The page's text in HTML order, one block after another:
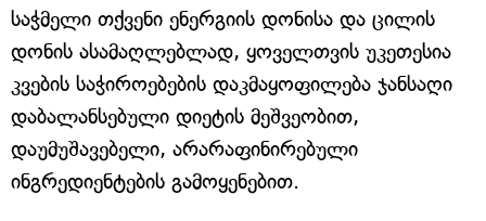
საჭმელი თქვენი ენერგიის დონისა და ცილის
დონის ასამაღლებლად, ყოველთვის უკეთესია
კვების საჭიროებების დაკმაყოფილება ჯანსაღი
დაბალანსებული დიეტის მეშვეობით,
დაუმუშავებელი, არარაფინირებული
ინგრედიენტების გამოყენებით.